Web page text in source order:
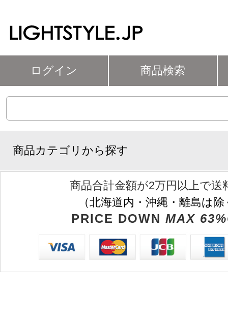
ログイン 商品検索
商品カテゴリから探す
商品合計金額が2万円以上で送
（北海道内・沖縄・離島は
PRICE DOWN MAX